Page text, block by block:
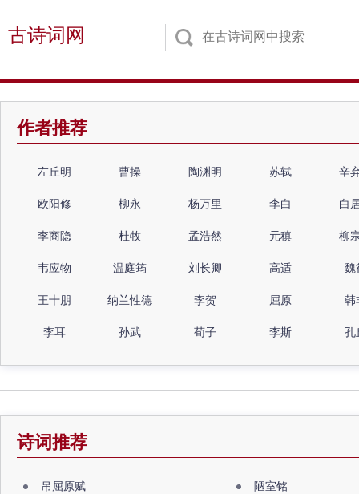
古诗词网
作者推荐
左丘明 曹操 陶渊明 苏轼 辛
欧阳修 柳永 杨万里 李白 白
李商隐 杜牧 孟浩然 元稹 柳
韦应物 温庭筠 刘长卿 高适 魏
王十朋 纳兰性德 李贺 屈原 韩
李耳 孙武 荀子 李斯 孔
诗词推荐
吊屈原赋 陋室铭